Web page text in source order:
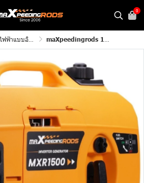
0
บบอินเวอร์เตอร์ maXpeedingrods 1200 วัตต์ เครื่องปั่นไฟ Outdoor Camping เครื่ององกําเนิดไฟฟ้า กำลังไฟ 1.2 KW Generator Motorhome Caravan